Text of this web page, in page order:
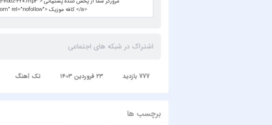
اشتراک در شبکه های اجتماعی
777 بازدید ۲۳ فروردین ۱۴۰۳ تک آهنگ
برچسب ها